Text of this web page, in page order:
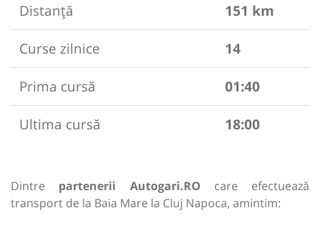
Distanță
151 km
Curse zilnice
14
Prima cursă
01:40
Ultima cursă
18:00
Dintre partenerii Autogari.RO care efectuează
transport de la Baia Mare la Cluj Napoca, amintim: